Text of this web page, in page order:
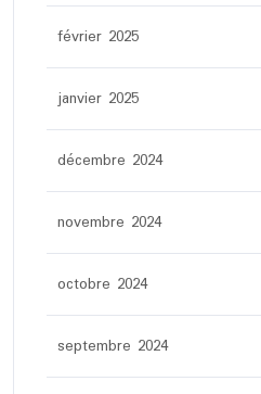
février 2025
janvier 2025
décembre 2024
novembre 2024
octobre 2024
septembre 2024